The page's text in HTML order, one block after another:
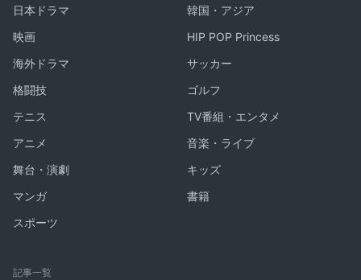
日本ドラマ
韓国・アジア
映画
HIP POP Princess
海外ドラマ
サッカー
格闘技
ゴルフ
テニス
TV番組・エンタメ
アニメ
音楽・ライブ
舞台・演劇
キッズ
マンガ
書籍
スポーツ
記事一覧